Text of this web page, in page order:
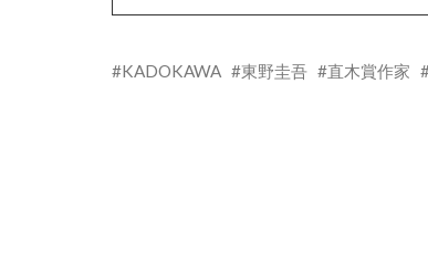
KADOKAWA 東野圭吾 直木賞作家